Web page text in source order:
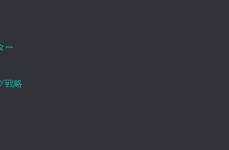
ー
戦略